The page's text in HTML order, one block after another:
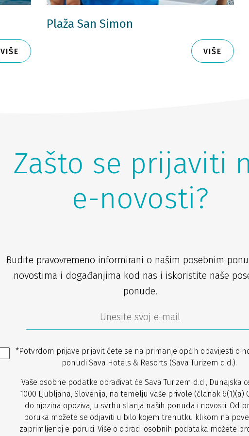
VIŠE
Plaža San Simon
VIŠE
Zašto se prijaviti
e-novosti?
Budite pravovremeno informirani o našim posebnim
novostima i događanjima kod nas i iskoristite naše
ponude.
*Potvrdom prijave prijavit ćete se na primanje općih obavijesti o
ponudi Sava Hotels & Resorts (Sava Turizem d.d.).
Vaše osobne podatke obrađivat će Sava Turizem d.d., Dunajska
1000 Ljubljana, Slovenija, na temelju vaše privole (članak 6(1)(a)
do njezina opoziva, u svrhu slanja naših ponuda i novosti. Od
poruka možete se odjaviti u bilo kojem trenutku klikom na
zaprimljenoj e-poruci. Više o obradi osobnih podataka možete